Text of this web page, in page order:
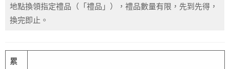
地點換領指定禮品（「禮品」），禮品數量有限，先到先得，
換完即止。
累